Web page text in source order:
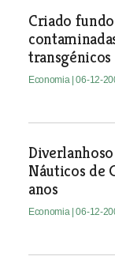
Criado
transgénicos
Economia | 06-12-
Náuticos de
anos
Economia | 06-12-